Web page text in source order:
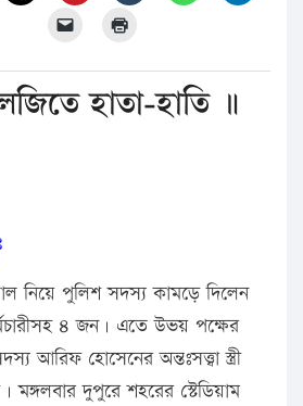
হাতা-হাতি ॥
নিয়ে পুলিশ সদস্য কামড়ে দিলেন
৪ জন। এতে উভয় পক্ষের
আরিফ হোসেনের অন্তঃসত্ত্বা স্ত্রী
দুপুরে শহরের স্টেডিয়াম